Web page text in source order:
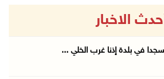
الاخبار
في بلدة إذنا غرب الخلي ...